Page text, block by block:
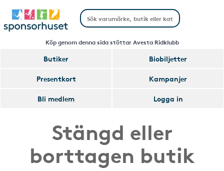
Köp genom denna sida stöttar Avesta Ridklubb
Butiker
Biobiljetter
Presentkort
Kampanjer
Bli medlem
Logga in
Stängd eller
borttagen butik